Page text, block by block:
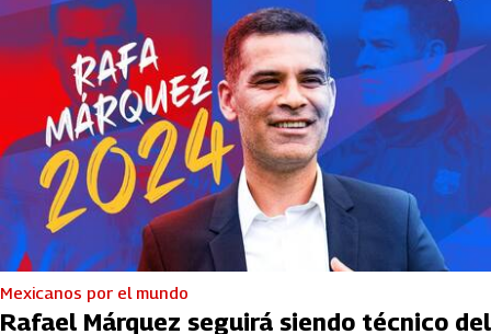
Mexicanos por el mundo
Rafael Márquez seguirá siendo técnico del